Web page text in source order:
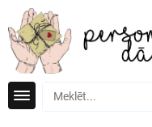
to
content